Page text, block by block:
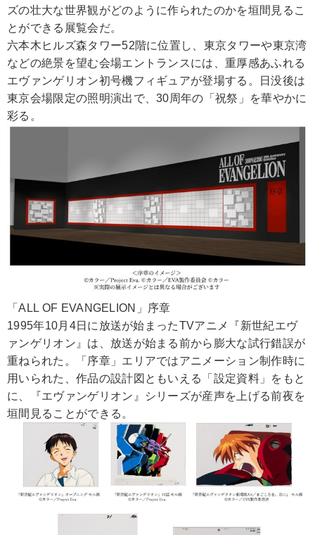
ズの壮大な世界観がどのように作られたのかを垣間見るこ
とができる展覧会だ。
六本木ヒルズ森タワー52階に位置し、東京タワーや東京湾
などの絶景を望む会場エントランスには、重厚感あふれる
エヴァンゲリオン初号機フィギュアが登場する。日没後は
東京会場限定の照明演出で、30周年の「祝祭」を華やかに
彩る。
「ALL OF EVANGELION」序章
1995年10月4日に放送が始まったTVアニメ『新世紀エヴ
ァンゲリオン』は、放送が始まる前から膨大な試行錯誤が
重ねられた。「序章」エリアではアニメーション制作時に
用いられた、作品の設計図ともいえる「設定資料」をもと
に、『エヴァンゲリオン』シリーズが産声を上げる前夜を
垣間見ることができる。